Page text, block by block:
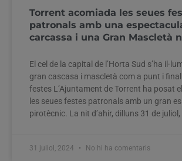
Torrent acomiada les seues
patronals amb una
carcassa i una Gran Mascletà
El cel de la capital de l’Horta Sud s’ha
gran cascasa i mascletà com a punt i final
festes L’Ajuntament de Torrent ha posat
les seues festes patronals amb un gran
pirotècnic. La nit d’ahir, dilluns 31 de juliol,
31 juliol, 2024 No hi ha comentaris